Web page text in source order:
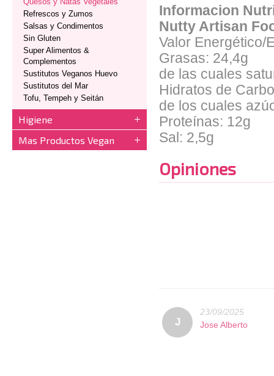
Refrescos y Zumos
Salsas y Condimentos
Sin Gluten
Super Alimentos &
Complementos
Sustitutos Veganos Huevo
Sustitutos del Mar
Tofu, Tempeh y Seitán
Higiene
Mas Productos Vegan
Informacion
Nutty Artisan
Valor
Grasas: 24,4g
de las cuales
Hidratos de
de los cuales
Proteínas: 12g
Sal: 2,5g
Opiniones
J
23/09/2025
Jose Alberto